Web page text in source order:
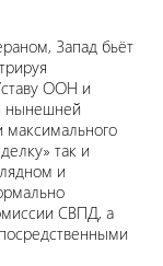
Запад бьёт
ООН и
нынешней
максимального
так и
и
СВПД, а